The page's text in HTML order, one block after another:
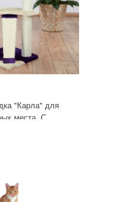
"Карла" для
места. С
Столбики для